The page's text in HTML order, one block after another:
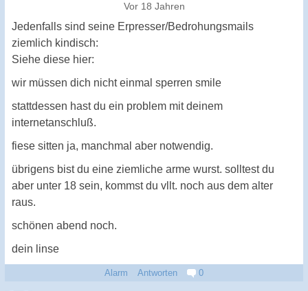
Vor 18 Jahren
Jedenfalls sind seine Erpresser/Bedrohungsmails
ziemlich kindisch:
Siehe diese hier:
wir müssen dich nicht einmal sperren smile
stattdessen hast du ein problem mit deinem
internetanschluß.
fiese sitten ja, manchmal aber notwendig.
übrigens bist du eine ziemliche arme wurst. solltest du
aber unter 18 sein, kommst du vllt. noch aus dem alter
raus.
schönen abend noch.
dein linse
Alarm Antworten 0